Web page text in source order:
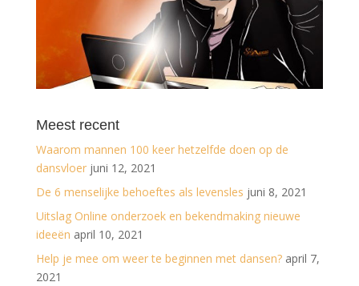
Meest recent
Waarom mannen 100 keer hetzelfde doen op de
dansvloer juni 12, 2021
De 6 menselijke behoeftes als levensles juni 8, 2021
Uitslag Online onderzoek en bekendmaking nieuwe
ideeën april 10, 2021
Help je mee om weer te beginnen met dansen? april 7,
2021